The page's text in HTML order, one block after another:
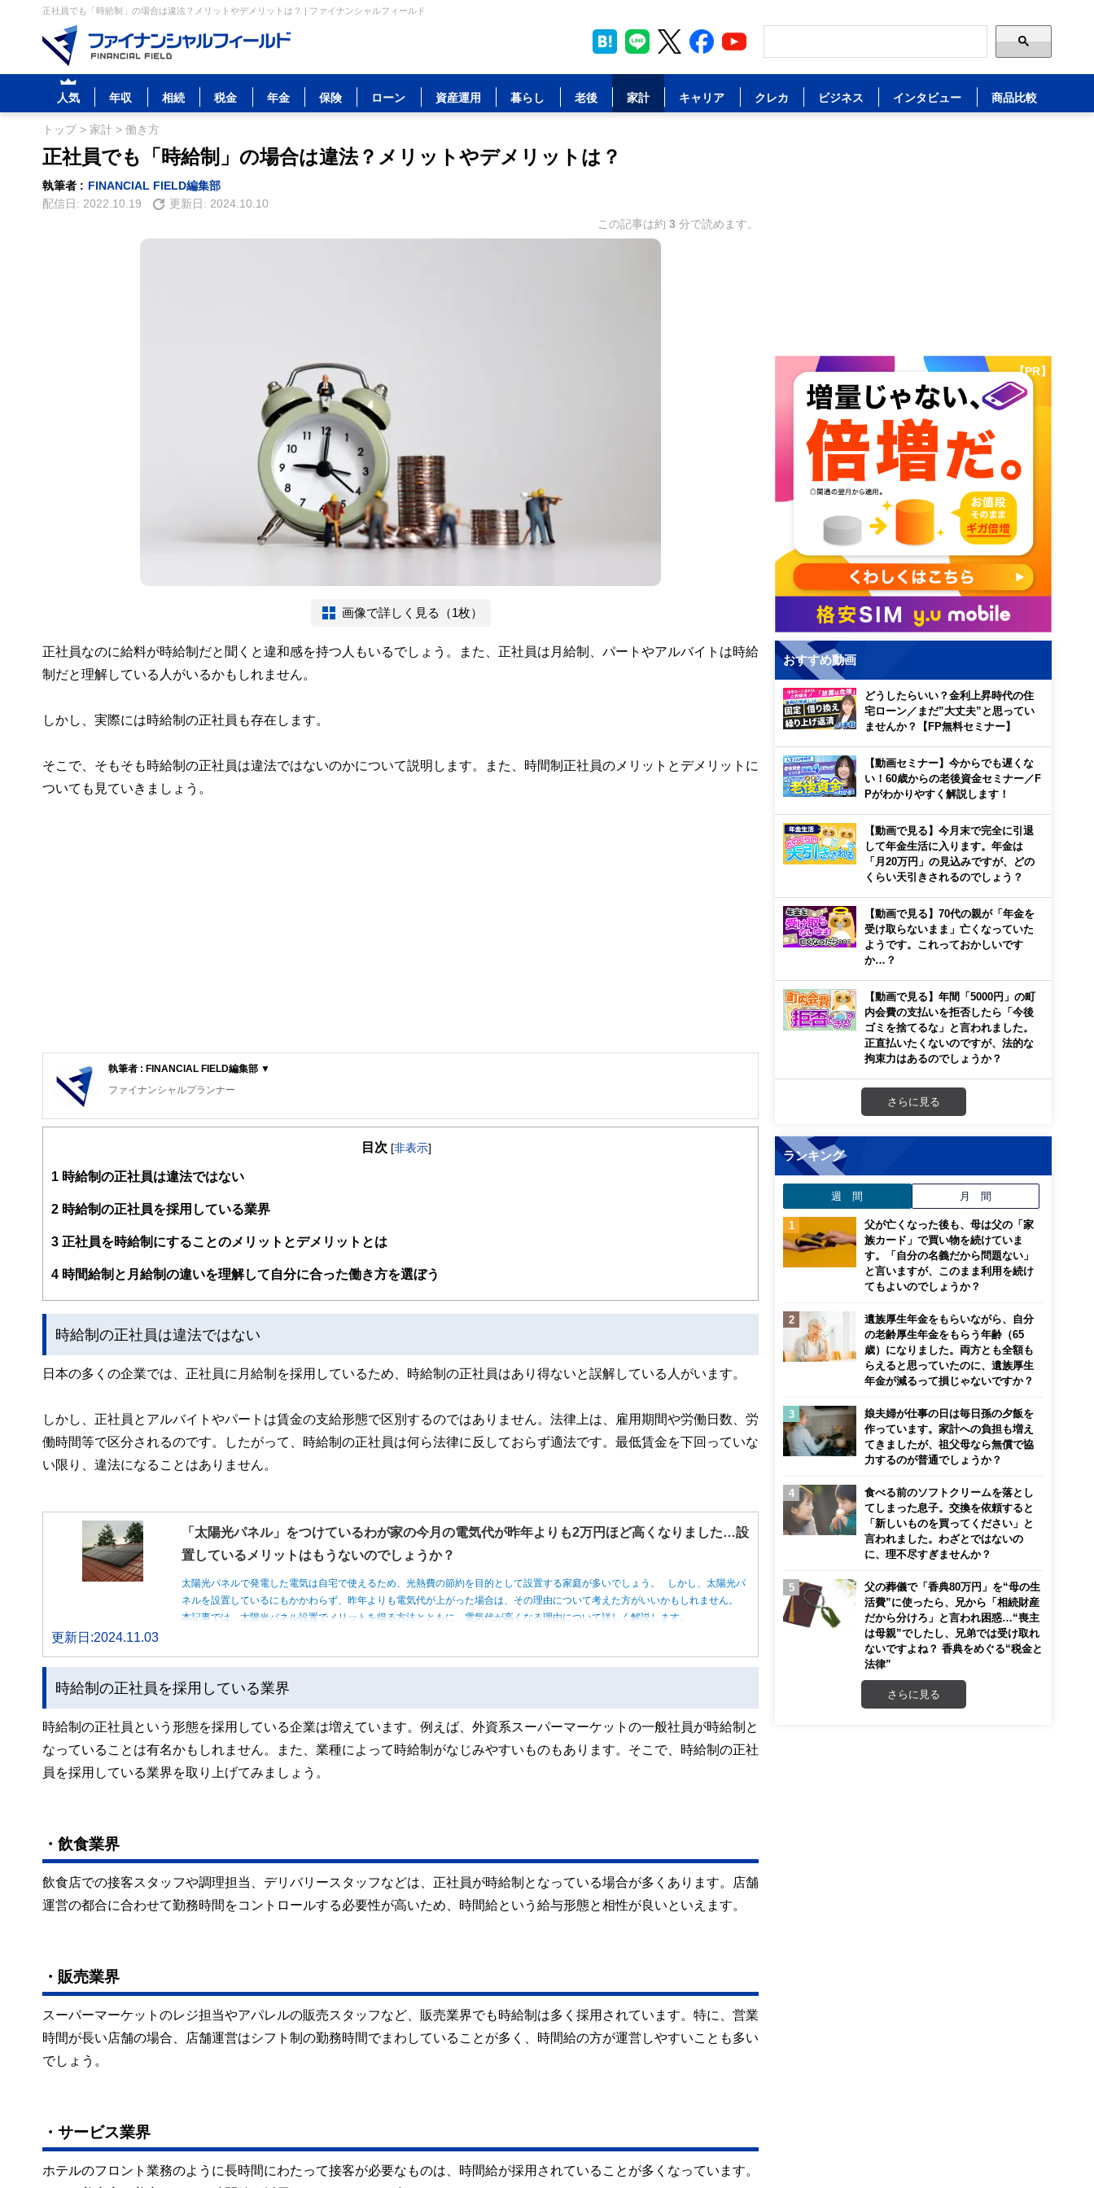
正社員でも「時給制」の場合は違法？メリットやデメリットは？ | ファイナンシャルフィールド
人気 年収 相続 税金 年金 保険 ローン 資産運用 暮らし 老後 家計 キャリア クレカ ビジネス インタビュー 商品比較
トップ> 家計 > 働き方
正社員でも「時給制」の場合は違法？メリットやデメリットは？
執筆者 : FINANCIAL FIELD編集部
配信日: 2022.10.19 更新日: 2024.10.10
この記事は約 3 分で読めます。
画像で詳しく見る（1枚）
正社員なのに給料が時給制だと聞くと違和感を持つ人もいるでしょう。また、正社員は月給制、パートやアルバイトは時給
制だと理解している人がいるかもしれません。
しかし、実際には時給制の正社員も存在します。
そこで、そもそも時給制の正社員は違法ではないのかについて説明します。また、時間制正社員のメリットとデメリットに
ついても見ていきましょう。
執筆者 : FINANCIAL FIELD編集部 ▼
ファイナンシャルプランナー
FinancialField編集部は、金融、経済に関する記事を、日々の暮らしにどのような影響を与えるかという視点で、お金の知識がない方でも理解でき
案から記事掲載まですべての工程に関わることで、読者目線のコンテンツを追求しています。
FinancialFieldの特徴は、ファイナンシャルプランナー、弁護士、税理士、宅地建物取引士、相続診断士、住宅ローンアドバイザー、DCプランナ
ー、公認会計士、社会保険労務士、行政書士、投資アナリスト、キャリアコンサルタントなど150名以上の有資格者を執筆者・監修者として迎
と、読み応えのあるコンテンツと確かな情報発信を実現しています。
私たちは、快適でより良い生活のアイデアを提供するお金のコンシェルジュを目指します。
目次 [非表示]
1 時給制の正社員は違法ではない
2 時給制の正社員を採用している業界
3 正社員を時給制にすることのメリットとデメリットとは
4 時間給制と月給制の違いを理解して自分に合った働き方を選ぼう
時給制の正社員は違法ではない
日本の多くの企業では、正社員に月給制を採用しているため、時給制の正社員はあり得ないと誤解している人がいます。
しかし、正社員とアルバイトやパートは賃金の支給形態で区別するのではありません。法律上は、雇用期間や労働日数、労
働時間等で区分されるのです。したがって、時給制の正社員は何ら法律に反しておらず適法です。最低賃金を下回っていな
い限り、違法になることはありません。
「太陽光パネル」をつけているわが家の今月の電気代が昨年よりも2万円ほど高くなりました…設
置しているメリットはもうないのでしょうか？
太陽光パネルで発電した電気は自宅で使えるため、光熱費の節約を目的として設置する家庭が多いでしょう。 しかし、太陽光パ
ネルを設置しているにもかかわらず、昨年よりも電気代が上がった場合は、その理由について考えた方がいいかもしれません。
本記事では、太陽光パネル設置でメリットを得る方法とともに、電気代が高くなる理由について詳しく解説します。
更新日:2024.11.03
時給制の正社員を採用している業界
時給制の正社員という形態を採用している企業は増えています。例えば、外資系スーパーマーケットの一般社員が時給制と
なっていることは有名かもしれません。また、業種によって時給制がなじみやすいものもあります。そこで、時給制の正社
員を採用している業界を取り上げてみましょう。
・飲食業界
飲食店での接客スタッフや調理担当、デリバリースタッフなどは、正社員が時給制となっている場合が多くあります。店舗
運営の都合に合わせて勤務時間をコントロールする必要性が高いため、時間給という給与形態と相性が良いといえます。
・販売業界
スーパーマーケットのレジ担当やアパレルの販売スタッフなど、販売業界でも時給制は多く採用されています。特に、営業
時間が長い店舗の場合、店舗運営はシフト制の勤務時間でまわしていることが多く、時間給の方が運営しやすいことも多い
でしょう。
・サービス業界
ホテルのフロント業務のように長時間にわたって接客が必要なものは、時間給が採用されていることが多くなっています。
【PR】
おすすめ動画
どうしたらいい？金利上昇時代の住
宅ローン／まだ”大丈夫”と思ってい
ませんか？【FP無料セミナー】
【動画セミナー】今からでも遅くな
い！60歳からの老後資金セミナー／F
Pがわかりやすく解説します！
【動画で見る】今月末で完全に引退
して年金生活に入ります。年金は
「月20万円」の見込みですが、どの
くらい天引きされるのでしょう？
【動画で見る】70代の親が「年金を
受け取らないまま」亡くなっていた
ようです。これっておかしいです
か…？
【動画で見る】年間「5000円」の町
内会費の支払いを拒否したら「今後
ゴミを捨てるな」と言われました。
正直払いたくないのですが、法的な
拘束力はあるのでしょうか？
さらに見る
ランキング
週 間 月 間
父が亡くなった後も、母は父の「家
族カード」で買い物を続けていま
す。「自分の名義だから問題ない」
と言いますが、このまま利用を続け
てもよいのでしょうか？
遺族厚生年金をもらいながら、自分
の老齢厚生年金をもらう年齢（65
歳）になりました。両方とも全額も
らえると思っていたのに、遺族厚生
年金が減るって損じゃないですか？
娘夫婦が仕事の日は毎日孫の夕飯を
作っています。家計への負担も増え
てきましたが、祖父母なら無償で協
力するのが普通でしょうか？
食べる前のソフトクリームを落とし
てしまった息子。交換を依頼すると
「新しいものを買ってください」と
言われました。わざとではないの
に、理不尽すぎませんか？
父の葬儀で「香典80万円」を“母の生
活費”に使ったら、兄から「相続財産
だから分けろ」と言われ困惑…“喪主
は母親”でしたし、兄弟では受け取れ
ないですよね？ 香典をめぐる“税金と
法律”
さらに見る